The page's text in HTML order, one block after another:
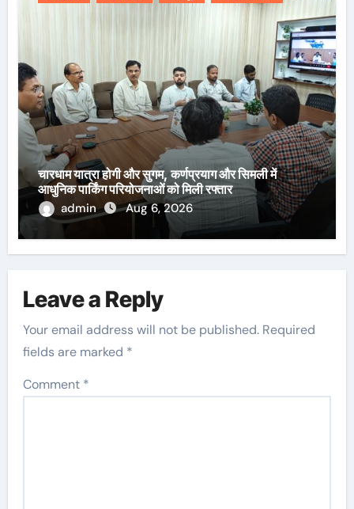
चारधाम यात्रा होगी और सुगम, कर्णप्रयाग और सिमली में
आधुनिक पार्किंग परियोजनाओं को मिली रफ्तार
admin
Aug 6, 2026
Leave a Reply
Your email address will not be published. Required
fields are marked *
Comment *